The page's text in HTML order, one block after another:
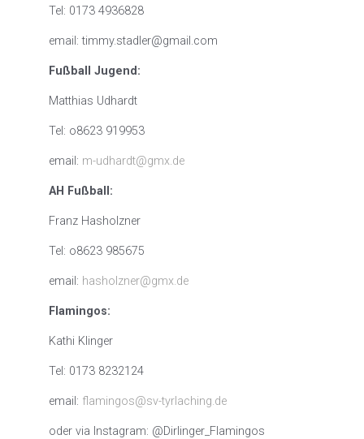
Tel: 0173 4936828
email: timmy.stadler@gmail.com
Fußball Jugend:
Matthias Udhardt
Tel: o8623 919953
email: m-udhardt@gmx.de
AH Fußball:
Franz Hasholzner
Tel: o8623 985675
email: hasholzner@gmx.de
Flamingos:
Kathi Klinger
Tel: 0173 8232124
email: flamingos@sv-tyrlaching.de
oder via Instagram: @Dirlinger_Flamingos